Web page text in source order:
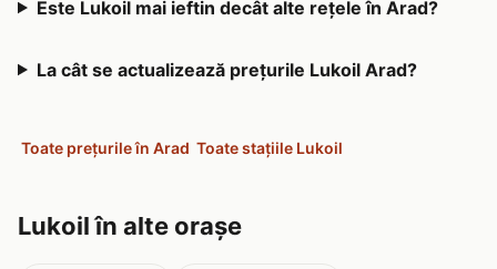
Este Lukoil mai ieftin decât alte rețele în Arad?
La cât se actualizează prețurile Lukoil Arad?
Toate prețurile în Arad Toate stațiile Lukoil
Lukoil în alte orașe